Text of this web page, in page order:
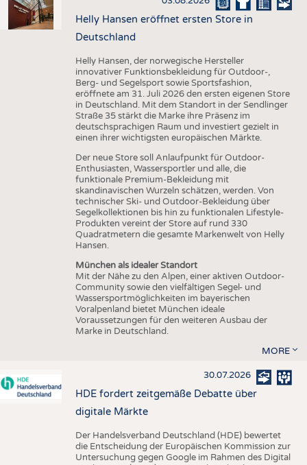
Helly Hansen eröffnet ersten Store in
Deutschland
Helly Hansen, der norwegische Hersteller
innovativer Funktionsbekleidung für Outdoor-,
Berg- und Segelsport sowie Sportsfashion,
eröffnete am 31. Juli 2026 den ersten eigenen Store
in Deutschland. Mit dem Standort in der Sendlinger
Straße 35 stärkt die Marke ihre Präsenz im
deutschsprachigen Raum und investiert gezielt in
einen ihrer wichtigsten europäischen Märkte.
Der neue Store soll Anlaufpunkt für Outdoor-
Enthusiasten, Wassersportler und alle, die
funktionale Premium-Bekleidung mit
skandinavischen Wurzeln schätzen, werden. Von
technischer Ski- und Outdoor-Bekleidung über
Segelkollektionen bis hin zu funktionalen Lifestyle-
Produkten vereint der Store auf rund 330
Quadratmetern die gesamte Markenwelt von Helly
Hansen.
München als idealer Standort
Mit der Nähe zu den Alpen, einer aktiven Outdoor-
Community sowie den vielfältigen Segel- und
Wassersportmöglichkeiten im bayerischen
Voralpenland bietet München ideale
Voraussetzungen für den weiteren Ausbau der
Marke in Deutschland.
MORE
30.07.2026
HDE fordert zeitgemäße Debatte über
digitale Märkte
Der Handelsverband Deutschland (HDE) bewertet
die Entscheidung der Europäischen Kommission zur
Untersuchung gegen Google im Rahmen des Digital